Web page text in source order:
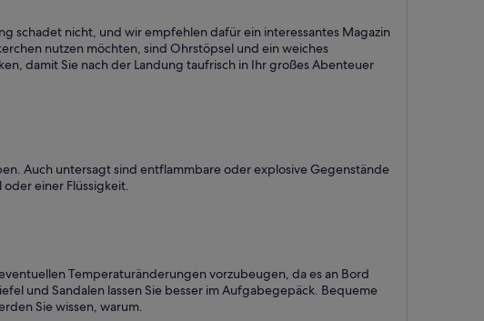
schadet nicht, und wir empfehlen dafür ein interessantes Magazin
nutzen möchten, sind Ohrstöpsel und ein weiches
damit Sie nach der Landung taufrisch in Ihr großes Abenteuer
Auch untersagt sind entflammbare oder explosive Gegenstände
einer Flüssigkeit.
Temperaturänderungen vorzubeugen, da es an Bord
und Sandalen lassen Sie besser im Aufgabegepäck. Bequeme
Sie wissen, warum.